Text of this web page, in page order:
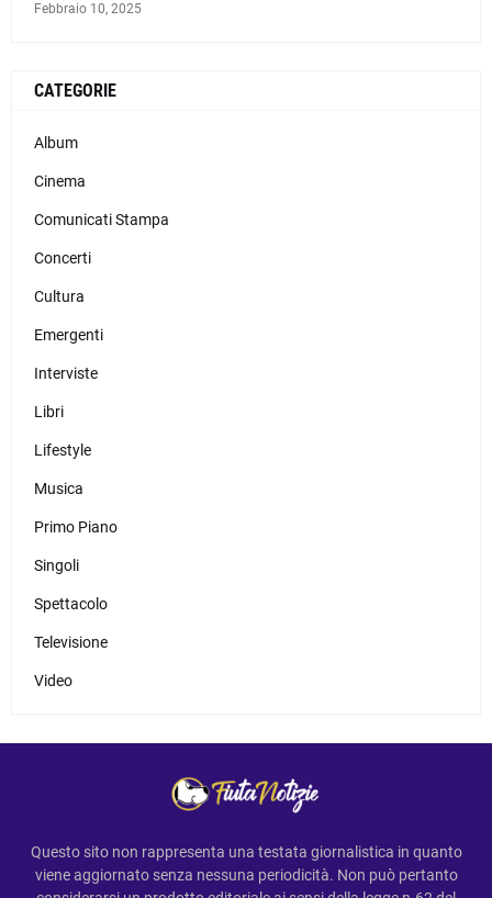
Febbraio 10, 2025
CATEGORIE
Album
Cinema
Comunicati Stampa
Concerti
Cultura
Emergenti
Interviste
Libri
Lifestyle
Musica
Primo Piano
Singoli
Spettacolo
Televisione
Video
Questo sito non rappresenta una testata giornalistica in quanto
viene aggiornato senza nessuna periodicità. Non può pertanto